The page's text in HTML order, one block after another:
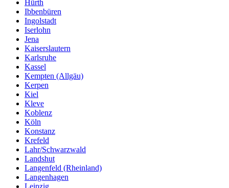
Hürth
Ibbenbüren
Ingolstadt
Iserlohn
Jena
Kaiserslautern
Karlsruhe
Kassel
Kempten (Allgäu)
Kerpen
Kiel
Kleve
Koblenz
Köln
Konstanz
Krefeld
Lahr/Schwarzwald
Landshut
Langenfeld (Rheinland)
Langenhagen
Leipzig